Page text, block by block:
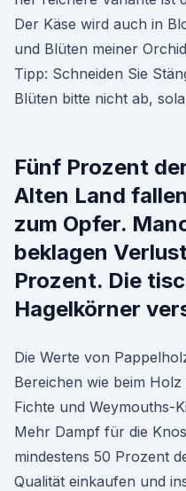
Der Käse wird auch in
und Blüten meiner
Tipp: Schneiden Sie
Blüten bitte nicht ab,
Fünf Prozent
Alten Land
zum Opfer.
beklagen
Prozent. Die
Hagelkörner
Die Werte von
Bereichen wie beim
Fichte und Weymouths-
Mehr Dampf für die
mindestens 50 Prozent
Qualität einkaufen und